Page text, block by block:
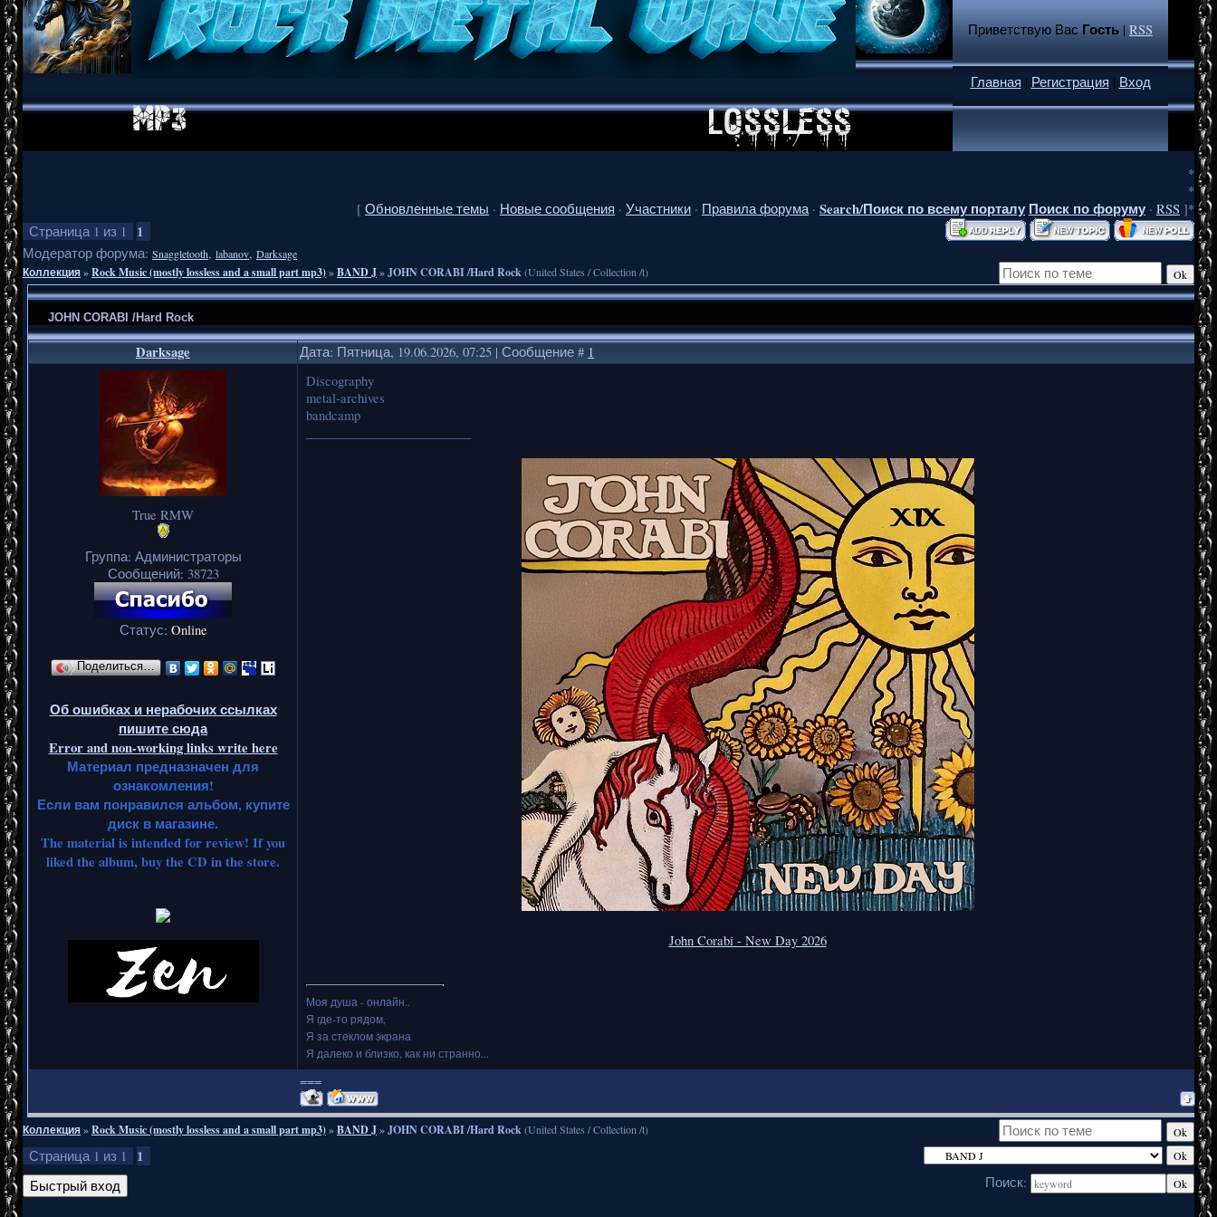
Приветствую Вас Гость|RSS
Главная | Регистрация | Вход
*
*
[ Обновленные темы · Новые сообщения · Участники · Правила форума · Search/Поиск по всему порталу Поиск по форуму · RSS ]*
Страница 1 из 1 1
Модератор форума: Snaggletooth, labanov, Darksage
Коллекция»Rock Music (mostly lossless and a small part mp3)»BAND J»JOHN CORABI /Hard Rock(United States / Collection /t)
JOHN CORABI /Hard Rock
Darksage Дата: Пятница, 19.06.2026, 07:25 | Сообщение # 1
True RMW
Группа: Администраторы
Сообщений: 38723
Статус: Online
Поделиться…
Об ошибках и нерабочих ссылках
пишите сюда
Error and non-working links write here
Материал предназначен для
ознакомления!
Если вам понравился альбом, купите
диск в магазине.
The material is intended for review! If you
liked the album, buy the CD in the store.
Discography
metal-archives
bandcamp
John Corabi - New Day 2026
Моя душа - онлайн..
Я где-то рядом,
Я за стеклом экрана
Я далеко и близко, как ни странно...
===
Коллекция»Rock Music (mostly lossless and a small part mp3)»BAND J»JOHN CORABI /Hard Rock(United States / Collection /t)
Страница 1 из 1 1
Поиск: